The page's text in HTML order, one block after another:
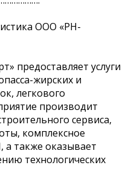
ООО «РН-
предоставляет услуги
жирских и
легкового
производит
сервиса,
комплексное
а также оказывает
технологических